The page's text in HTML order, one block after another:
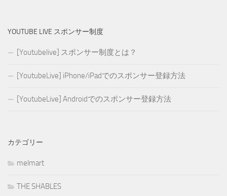
YOUTUBE LIVE スポンサー制度
[Youtubelive] スポンサー制度とは？
[YoutubeLive] iPhone/iPadでのスポンサー登録方法
[YoutubeLive] Androidでのスポンサー登録方法
カテゴリー
melmart
THE SHABLES